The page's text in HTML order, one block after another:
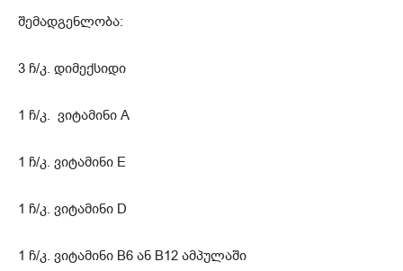
შემადგენლობა:
3 ჩ/კ. დიმექსიდი
1 ჩ/კ. ვიტამინი A
1 ჩ/კ. ვიტამინი E
1 ჩ/კ. ვიტამინი D
1 ჩ/კ. ვიტამინი B6 ან B12 ამპულაში